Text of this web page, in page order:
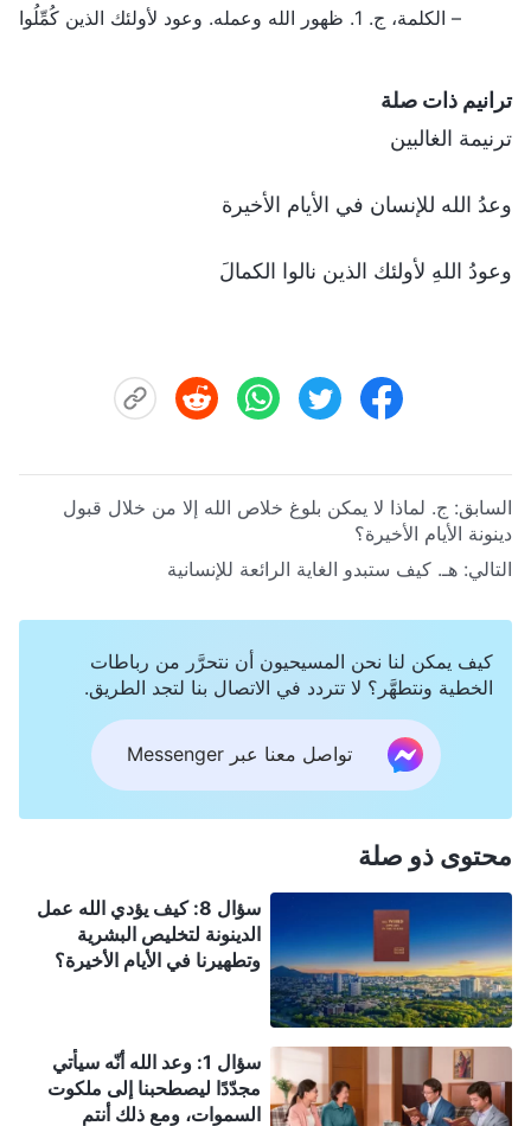
– الكلمة، ج. 1. ظهور الله وعمله. وعود لأولئك الذين كُمِّلُوا
ترانيم ذات صلة
ترنيمة الغالبين
وعدُ الله للإنسان في الأيام الأخيرة
وعودُ اللهِ لأولئك الذين نالوا الكمالَ
السابق: ج. لماذا لا يمكن بلوغ خلاص الله إلا من خلال قبول
دينونة الأيام الأخيرة؟
التالي: هـ. كيف ستبدو الغاية الرائعة للإنسانية
كيف يمكن لنا نحن المسيحيون أن نتحرَّر من رباطات
الخطية ونتطهَّر؟ لا تتردد في الاتصال بنا لتجد الطريق.
تواصل معنا عبر Messenger
محتوى ذو صلة
سؤال 8: كيف يؤدي الله عمل
الدينونة لتخليص البشرية
وتطهيرنا في الأيام الأخيرة؟
سؤال 1: وعد الله أنّه سيأتي
مجدّدًا ليصطحبنا إلى ملكوت
السموات، ومع ذلك أنتم